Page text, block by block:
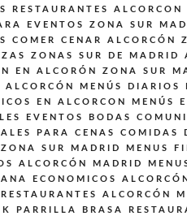
RESTAURANTES ALCORCON
EVENTOS ZONA SUR
COMER CENAR ALCORCÓN
ZONAS SUR DE MADRID
EN ALCORÓN ZONA SUR
MENÚS DIARIOS
EN ALCORCON
MENÚS
EVENTOS BODAS
PARA CENAS
SUR MADRID
MENUS
ALCORCÓN MADRID
ECONOMICOS
RESTAURANTES ALCORCÓN
PARRILLA BRASA